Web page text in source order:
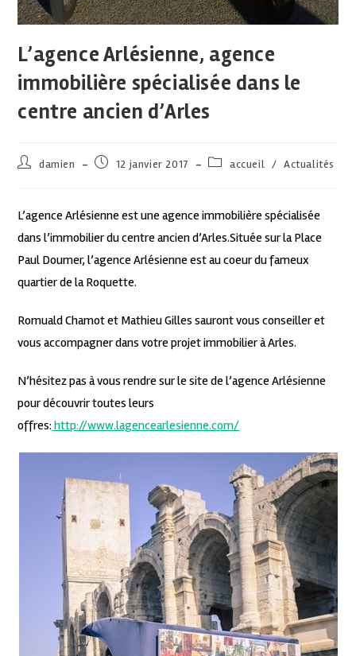
L’agence Arlésienne, agence
immobilière spécialisée dans le
centre ancien d’Arles
damien 12 janvier 2017 accueil / Actualités
L’agence Arlésienne est une agence immobilière spécialisée
dans l’immobilier du centre ancien d’Arles.Située sur la Place
Paul Doumer, l’agence Arlésienne est au coeur du fameux
quartier de la Roquette.
Romuald Chamot et Mathieu Gilles sauront vous conseiller et
vous accompagner dans votre projet immobilier à Arles.
N’hésitez pas à vous rendre sur le site de l’agence Arlésienne
pour découvrir toutes leurs
offres: http://www.lagencearlesienne.com/